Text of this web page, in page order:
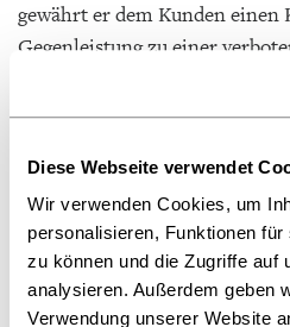
Diese Webseite verwendet
Wir verwenden Cookies, um
personalisieren, Funktionen
zu können und die Zugriffe auf
analysieren. Außerdem geben
Verwendung unserer Website
gewährt er dem Kunden
Gegenleistung zu einer
gebundenen Preises führt“.
auch auf Paragraf 5 Absatz 4,
Verkauf auf Kredit erhöht sich
diese Beträge. Wie Wortlaut
machten, schließe das
Barzahlungsnachlässen noch
Sammelrevers aus, so das